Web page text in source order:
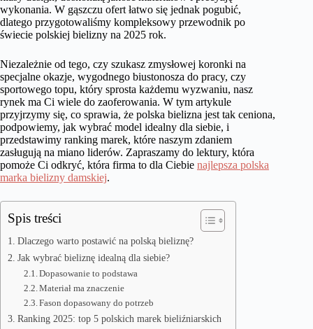
wykonania. W gąszczu ofert łatwo się jednak pogubić,
dlatego przygotowaliśmy kompleksowy przewodnik po
świecie polskiej bielizny na 2025 rok.
Niezależnie od tego, czy szukasz zmysłowej koronki na
specjalne okazje, wygodnego biustonosza do pracy, czy
sportowego topu, który sprosta każdemu wyzwaniu, nasz
rynek ma Ci wiele do zaoferowania. W tym artykule
przyjrzymy się, co sprawia, że polska bielizna jest tak ceniona,
podpowiemy, jak wybrać model idealny dla siebie, i
przedstawimy ranking marek, które naszym zdaniem
zasługują na miano liderów. Zapraszamy do lektury, która
pomoże Ci odkryć, która firma to dla Ciebie najlepsza polska
marka bielizny damskiej.
Spis treści
Dlaczego warto postawić na polską bieliznę?
Jak wybrać bieliznę idealną dla siebie?
Dopasowanie to podstawa
Materiał ma znaczenie
Fason dopasowany do potrzeb
Ranking 2025: top 5 polskich marek bieliźniarskich